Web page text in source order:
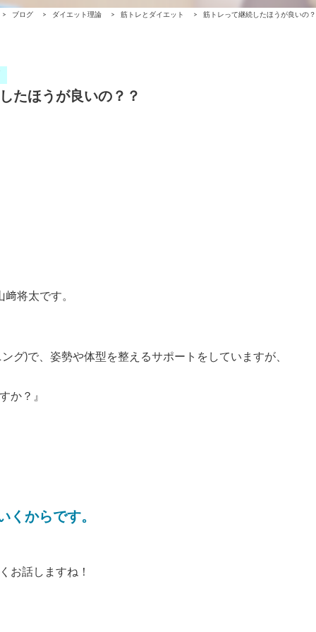
> ブログ > ダイエット理論 > 筋トレとダイエット > 筋トレって継続したほうが良いの
たほうが良いの？？
将太です。
グ)で、姿勢や体型を整えるサポートをしていますが、
か？』
くからです。
お話しますね！